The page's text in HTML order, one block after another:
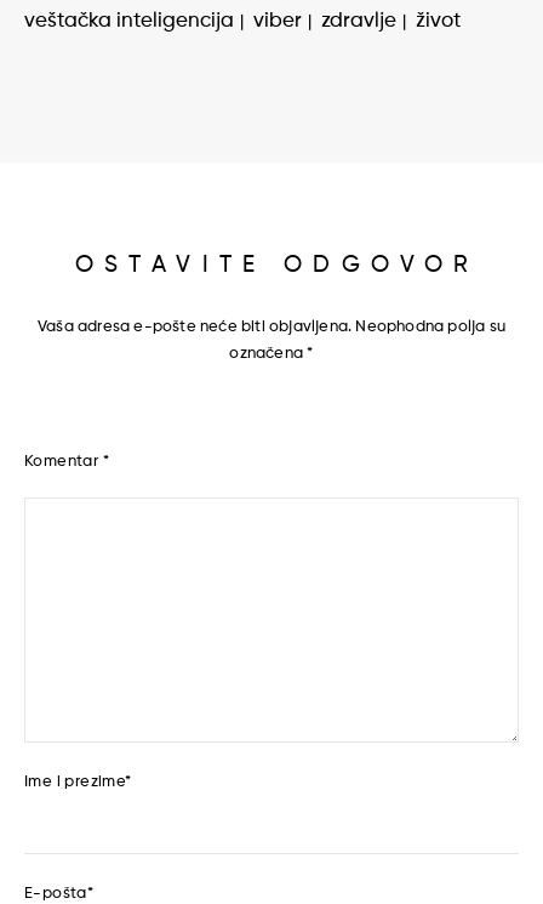
veštačka inteligencija
viber zdravlje život
OSTAVITE ODGOVOR
Vaša adresa e-pošte neće biti objavljena. Neophodna polja su
označena*
Komentar *
Ime i prezime*
E-pošta*